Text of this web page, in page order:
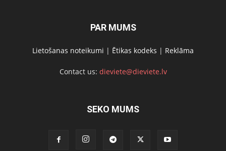
PAR MUMS
Lietošanas noteikumi | Ētikas kodeks | Reklāma
Contact us: dieviete@dieviete.lv
SEKO MUMS